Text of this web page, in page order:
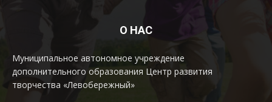
О НАС
Муниципальное автономное учреждение
дополнительного образования Центр развития
творчества «Левобережный»